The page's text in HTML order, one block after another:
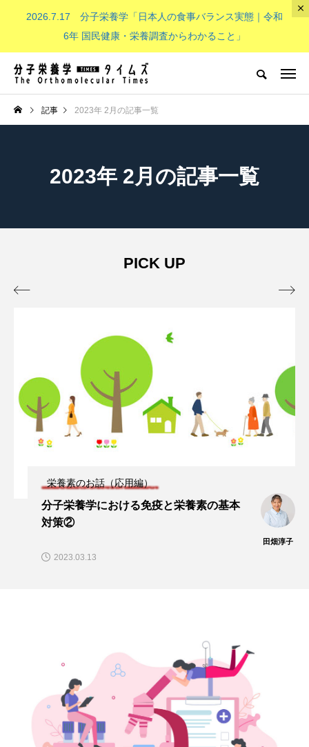
The Orthomolecular Times
分子栄養学とは 子供（成長期）
NEW POST
eko’s method）とは？血液デー
必要なビタミンB群：その重要
TAG LIST
CoQ10 DHA EPA α-リポ酸
αリポ酸 オメガ3・EPA
クロム グルタミン ケイ素 セレン
パントテン酸
プレバイオティクス
プロバイオティクス マグネシウム
マンガン モリブデン ヨウ素 亜鉛
亜鉛、銅 亜鉛・銅 免疫 口腔内環境
2026.7.17 分子栄養学「日本人の食事バランス実態｜令和
6年 国民健康・栄養調査からわかること」
記事 2023年 2月の記事一覧
2023年 2月の記事一覧
PICK UP
栄養素のお話（応用編）
分子栄養学における免疫と栄養素の基本
対策②
田畑淳子
2023.03.13
 